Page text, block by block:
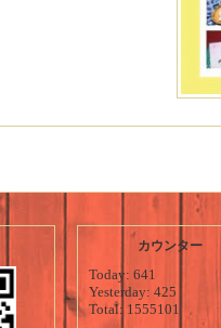
カウンター
Today: 641
Yesterday: 425
Total: 1555101